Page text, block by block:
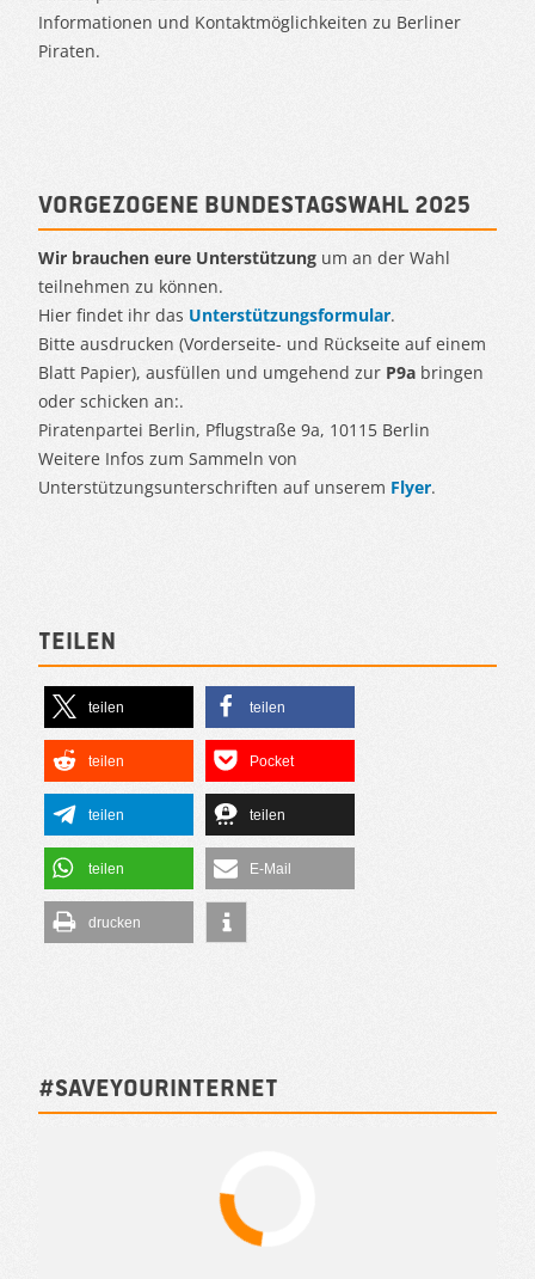
Informationen und Kontaktmöglichkeiten zu Berliner
Piraten.
Vorgezogene Bundestagswahl 2025
Wir brauchen eure Unterstützung um an der Wahl
teilnehmen zu können.
Hier findet ihr das Unterstützungsformular.
Bitte ausdrucken (Vorderseite- und Rückseite auf einem
Blatt Papier), ausfüllen und umgehend zur P9a bringen
oder schicken an:.
Piratenpartei Berlin, Pflugstraße 9a, 10115 Berlin
Weitere Infos zum Sammeln von
Unterstützungsunterschriften auf unserem Flyer.
Teilen
teilen teilen
teilen Pocket
teilen teilen
teilen E-Mail
drucken
#SAVEYOURINTERNET